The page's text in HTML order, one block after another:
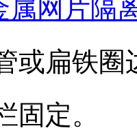
属网片隔
或扁铁
固定。